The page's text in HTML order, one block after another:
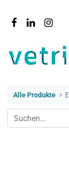
Alle Produkte